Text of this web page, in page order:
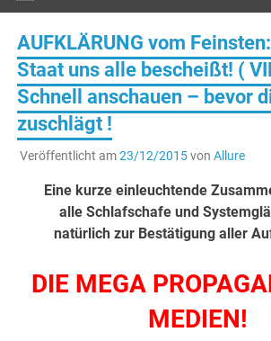
AUFKLÄRUNG vom
Staat uns alle bescheißt! (
Schnell anschauen – bevor
zuschlägt !
Veröffentlicht am23/12/2015von Allure
Eine kurze einleuchtende
alle Schlafschafe und
natürlich zur Bestätigung aller
DIE MEGA
MEDIEN!